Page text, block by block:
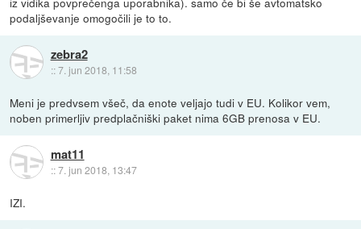
podaljševanje omogočili je to to.
zebra2
::7. jun 2018, 11:58
Meni je predvsem všeč, da enote veljajo tudi v EU. Kolikor vem,
noben primerljiv predplačniški paket nima 6GB prenosa v EU.
mat11
::7. jun 2018, 13:47
IZI.